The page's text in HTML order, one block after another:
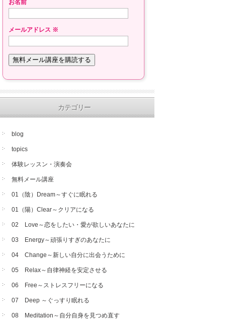
お名前
メールアドレス ※
カテゴリー
blog
topics
体験レッスン・演奏会
無料メール講座
01（陰）Dream～すぐに眠れる
01（陽）Clear～クリアになる
02 Love～恋をしたい・愛が欲しいあなたに
03 Energy～頑張りすぎのあなたに
04 Change～新しい自分に出会うために
05 Relax～自律神経を安定させる
06 Free～ストレスフリーになる
07 Deep ～ぐっすり眠れる
08 Meditation～自分自身を見つめ直す